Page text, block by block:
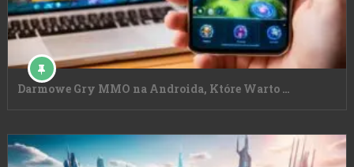
Darmowe Gry MMO na Androida, Które Warto …